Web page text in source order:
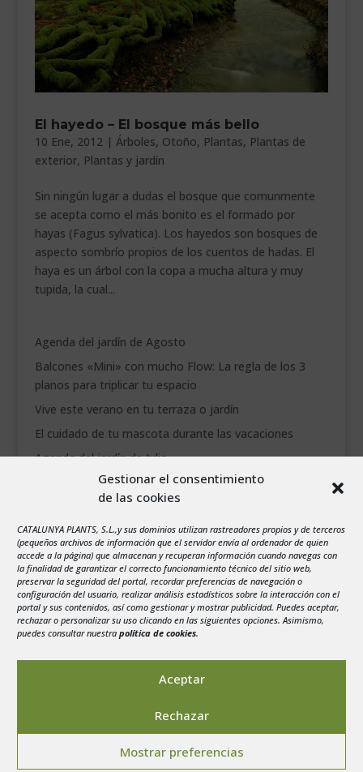
Gestionar el consentimiento
de las cookies
CATALUNYA PLANTS, S.L.,y sus dominios utilizan rastreadores propios y de terceros
(pequeños archivos de información que el servidor envía al ordenador de quien
accede a la página) que almacenan y recuperan información cuando navegas con
la finalidad de garantizar el correcto funcionamiento técnico del sitio web,
preservar la seguridad del portal, recordar preferencias de navegación o
configuración del usuario, realizar análisis estadísticos sobre la interacción con el
portal y sus contenidos, así como gestionar y mostrar publicidad. Puedes aceptar,
rechazar o personalizar su uso clicando en las siguientes opciones. Asimismo,
puedes consultar nuestra política de cookies.
Aceptar
Rechazar
Mostrar preferencias
El hayedo – El bosque más bello
10 Ene, 2012| Árboles, Otoño, Plantas, Plantas de
exterior, Plantas y jardín
Sin ningún lugar a dudas el bosque que comunmente
se acepta como el más bonito es el formado por
hayas (Fagus sylvatica). Los hayedos son bosques de
aspecto sombrío propios de los cuentos de hadas. El
haya es un árbol con la copa a mucha altura y muy
tupida, la cual...
Agenda del jardín de Agosto
Balcones «Mini» con mucho Flow: La regla de los 3
planos para triplicar tu espacio
Vive este verano en tu terraza o jardín
El cuidado de tu mascota durante las vacaciones
Agenda del jardín de Julio
agosto 2026
1
2
3
4 5 6 7 8
9
10
11 12 13 14 15
16
17
18 19 20 21 22
23
24
25 26 27
31